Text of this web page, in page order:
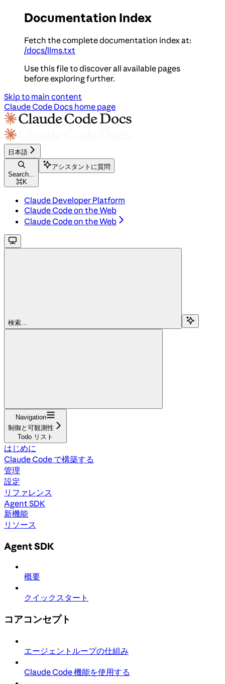
Documentation Index
Fetch the complete documentation index at:
/docs/llms.txt
Use this file to discover all available pages
before exploring further.
Skip to main content
Claude Code Docs home page
日本語
Search...
⌘K
アシスタントに質問
Claude Developer Platform
Claude Code on the Web
Claude Code on the Web
検索...
Navigation
制御と可観測性
Todo リスト
はじめに
Claude Code で構築する
管理
設定
リファレンス
Agent SDK
新機能
リソース
Agent SDK
概要
クイックスタート
コアコンセプト
エージェントループの仕組み
Claude Code 機能を使用する